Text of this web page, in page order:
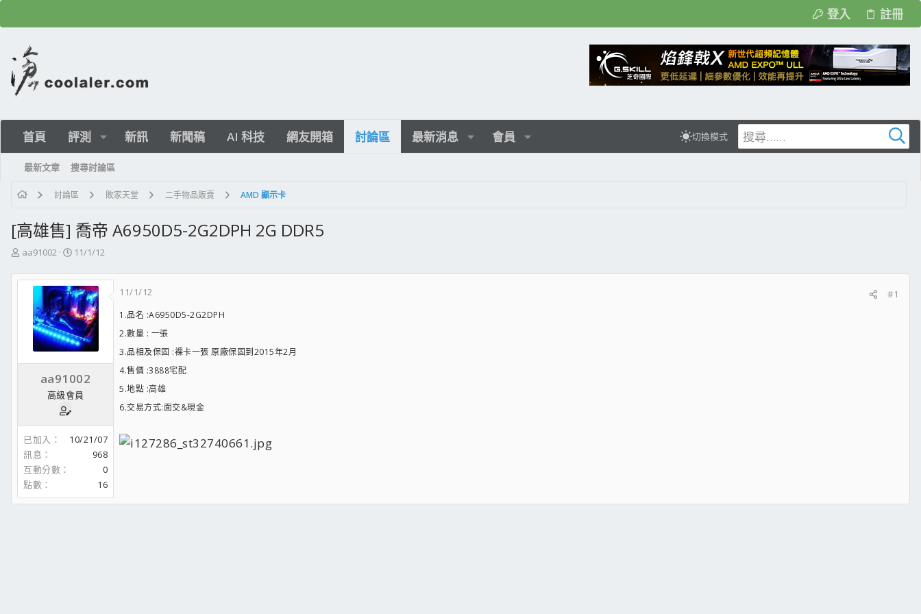
登入 註冊
首頁 評測 新訊 新聞稿 AI 科技 網友開箱 討論區 最新消息 會員 切換模式
最新文章 搜尋討論區
討論區 敗家天堂 二手物品販賣 AMD 顯示卡
[高雄售] 喬帝 A6950D5-2G2DPH 2G DDR5
主
發
aa91002
開
日
期
11/1/12
aa91002
高級會員
已加入
10/21/07
訊息
968
互動分數
0
點數
16
11/1/12 #1
1.品名 :A6950D5-2G2DPH
2.數量 : 一張
3.品相及保固 :裸卡一張 原廠保固到2015年2月
4.售價 :3888宅配
5.地點 :高雄
6.交易方式:面交&現金